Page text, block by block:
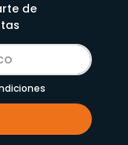
de